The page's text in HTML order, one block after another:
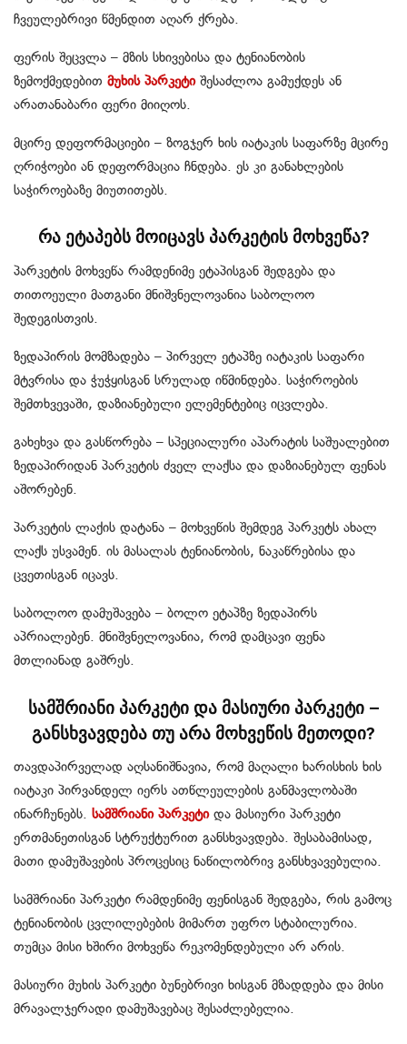
ჩვეულებრივი წმენდით აღარ ქრება.
ფერის შეცვლა – მზის სხივებისა და ტენიანობის
ზემოქმედებით მუხის პარკეტი შესაძლოა გამუქდეს ან
არათანაბარი ფერი მიიღოს.
მცირე დეფორმაციები – ზოგჯერ ხის იატაკის საფარზე მცირე
ღრიჭოები ან დეფორმაცია ჩნდება. ეს კი განახლების
საჭიროებაზე მიუთითებს.
რა ეტაპებს მოიცავს პარკეტის მოხვეწა?
პარკეტის მოხვეწა რამდენიმე ეტაპისგან შედგება და
თითოეული მათგანი მნიშვნელოვანია საბოლოო
შედეგისთვის.
ზედაპირის მომზადება – პირველ ეტაპზე იატაკის საფარი
მტვრისა და ჭუჭყისგან სრულად იწმინდება. საჭიროების
შემთხვევაში, დაზიანებული ელემენტებიც იცვლება.
გახეხვა და გასწორება – სპეციალური აპარატის საშუალებით
ზედაპირიდან პარკეტის ძველ ლაქსა და დაზიანებულ ფენას
აშორებენ.
პარკეტის ლაქის დატანა – მოხვეწის შემდეგ პარკეტს ახალ
ლაქს უსვამენ. ის მასალას ტენიანობის, ნაკაწრებისა და
ცვეთისგან იცავს.
საბოლოო დამუშავება – ბოლო ეტაპზე ზედაპირს
აპრიალებენ. მნიშვნელოვანია, რომ დამცავი ფენა
მთლიანად გაშრეს.
სამშრიანი პარკეტი და მასიური პარკეტი –
განსხვავდება თუ არა მოხვეწის მეთოდი?
თავდაპირველად აღსანიშნავია, რომ მაღალი ხარისხის ხის
იატაკი პირვანდელ იერს ათწლეულების განმავლობაში
ინარჩუნებს. სამშრიანი პარკეტიდა მასიური პარკეტი
ერთმანეთისგან სტრუქტურით განსხვავდება. შესაბამისად,
მათი დამუშავების პროცესიც ნაწილობრივ განსხვავებულია.
სამშრიანი პარკეტი რამდენიმე ფენისგან შედგება, რის გამოც
ტენიანობის ცვლილებების მიმართ უფრო სტაბილურია.
თუმცა მისი ხშირი მოხვეწა რეკომენდებული არ არის.
მასიური მუხის პარკეტი ბუნებრივი ხისგან მზადდება და მისი
მრავალჯერადი დამუშავებაც შესაძლებელია.